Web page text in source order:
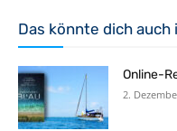
Das könnte dich
Online-
2.